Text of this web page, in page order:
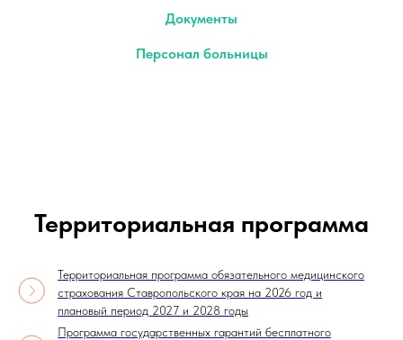
Документы
Персонал больницы
Территориальная программа
Территориальная программа обязательного медицинского
страхования Ставропольского края на 2026 год и
плановый период 2027 и 2028 годы
Программа государственных гарантий бесплатного